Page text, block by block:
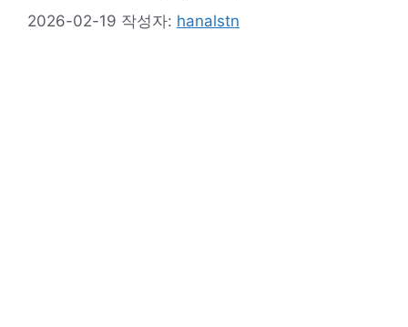
2026-02-19 작성자: hanalstn